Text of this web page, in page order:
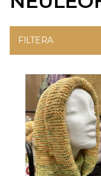
FILTERA